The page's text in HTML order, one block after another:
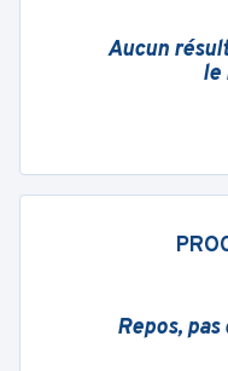
Aucun
le
Repos,